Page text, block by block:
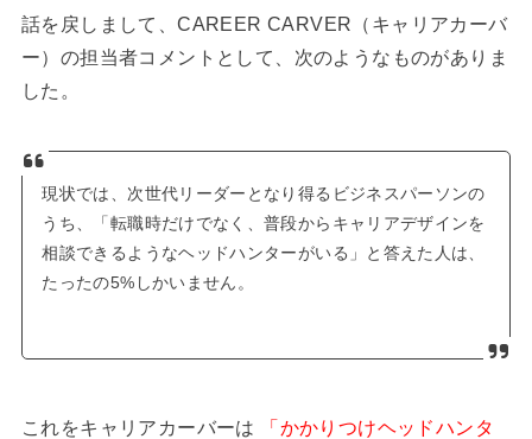
話を戻しまして、CAREER CARVER（キャリアカーバ
ー）の担当者コメントとして、次のようなものがありま
した。
現状では、次世代リーダーとなり得るビジネスパーソンの
うち、「転職時だけでなく、普段からキャリアデザインを
相談できるようなヘッドハンターがいる」と答えた人は、
たったの5%しかいません。
これをキャリアカーバーは
「かかりつけヘッドハンタ